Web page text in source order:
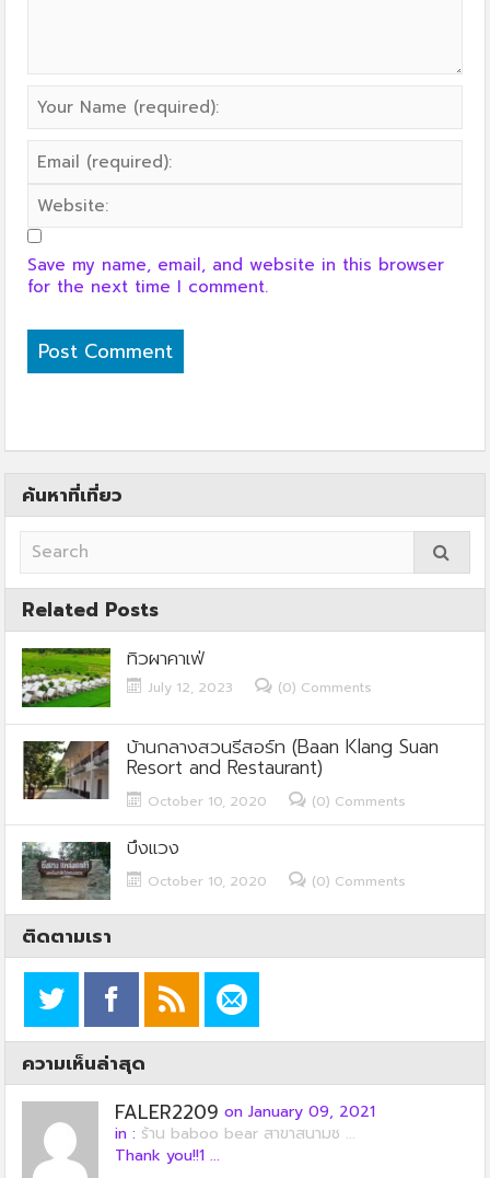
Save my name, email, and website in this browser
for the next time I comment.
ค้นหาที่เที่ยว
Related Posts
ทิวผาคาเฟ่
July 12, 2023 (0) Comments
บ้านกลางสวนรีสอร์ท (Baan Klang Suan
Resort and Restaurant)
October 10, 2020 (0) Comments
บึงแวง
October 10, 2020 (0) Comments
ติดตามเรา
ความเห็นล่าสุด
FALER2209 on January 09, 2021
in : ร้าน baboo bear สาขาสนามช ...
Thank you!!1 ...